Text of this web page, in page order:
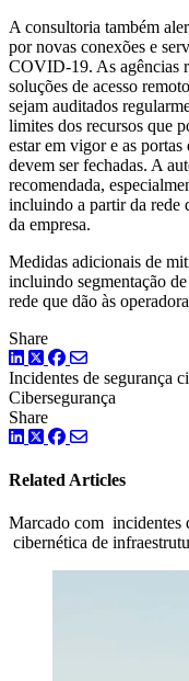
A consultoria também
por novas conexões e
COVID-19. As agências
soluções de acesso
sejam auditados
limites dos recursos que
estar em vigor e as portas
devem ser fechadas. A
recomendada,
incluindo a partir da rede
da empresa.
Medidas adicionais de
incluindo segmentação
rede que dão às
Share
LinkedIn
TwitterFacebook
Incidentes de segurança
Cibersegurança
Share
LinkedIn
TwitterFacebook
Related Articles
Marcado com incidentes
cibernética de